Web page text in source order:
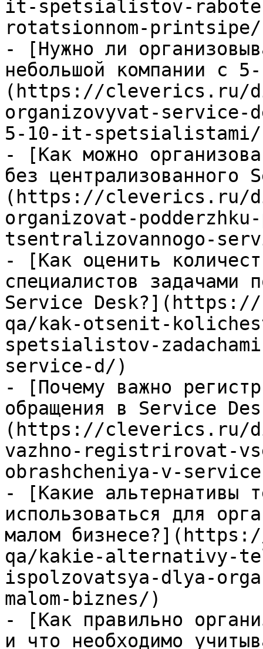
it-spetsialistov-
rotatsionnom-
- [Нужно ли
небольшой компании с
(https://cleverics.ru/
organizovyvat-service-
5-10-it-
- [Как можно
без централизованного
(https://cleverics.ru/
organizovat-
tsentralizovannogo-
- [Как оценить
специалистов задачами
Service
qa/kak-otsenit-
spetsialistov-
service-d/)
- [Почему важно
обращения в Service
(https://cleverics.ru/
vazhno-registrirovat-
obrashcheniya-v-
- [Какие альтернативы
использоваться для
малом
qa/kakie-alternativy-
ispolzovatsya-dlya-
malom-biznes/)
- [Как правильно
и что необходимо